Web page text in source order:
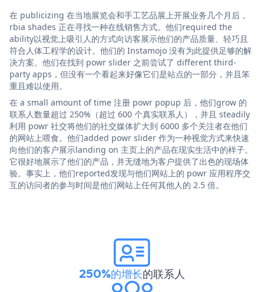
在 publicizing 在当地展览会和手工艺品展上开展业务几个月后，
rbia shades 正在寻找一种在线销售方式。他们required the
ability以视觉上吸引人的方式向访客展示他们的产品质量、轻巧且
符合人体工程学的设计。他们的 Instamojo 没有为此提供足够的解
决方案。他们在找到 powr slider 之前尝试了 different third-
party apps，但没有一个看起来好像它们是站点的一部分，并且笨
重且难以使用。
在 a small amount of time 注册 powr popup 后，他们grow 的
联系人数量超过 250%（超过 600 个真实联系人），并且 steadily
利用 powr 社交将他们的社交媒体扩大到 6000 多个关注者在他们
的网站上喂食。他们added powr slider 作为一种视觉方式来快速
向他们的客户展示landing on 主页上的产品在现实生活中的样子。
它很好地展示了他们的产品，并无缝地为客户提供了出色的现场体
验。事实上，他们reported发现与他们网站上的 powr 应用程序交
互的访问者的参与时间是他们网站上任何其他人的 2.5 倍。
250%的增长的联系人